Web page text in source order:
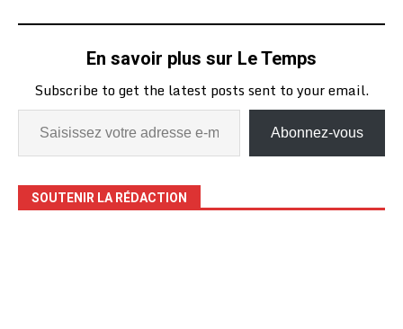
En savoir plus sur Le Temps
Subscribe to get the latest posts sent to your email.
Abonnez-vous
SOUTENIR LA RÉDACTION